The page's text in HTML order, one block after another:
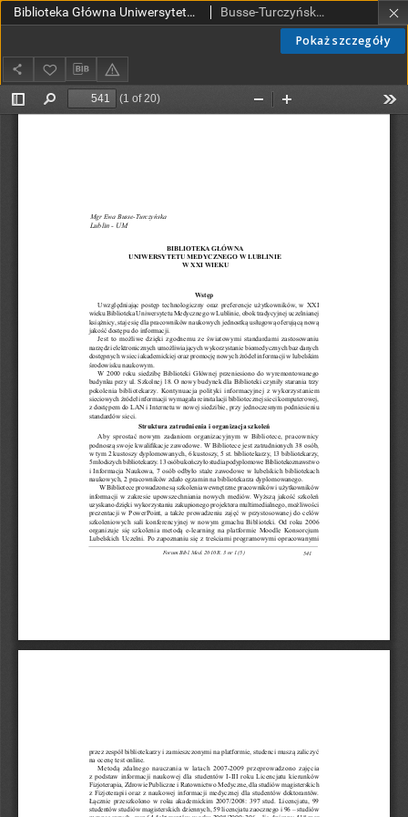
Pokaż szczegóły
Biblioteka Główna Uniwersytetu Medycznego w Lublinie w XXI wieku Busse-Turczyńska, Ewa